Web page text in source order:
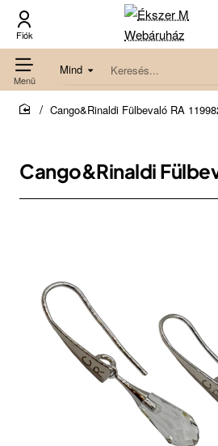
Mind
Keresés...
Cango&Rinaldi Fülbevaló RA
Cango&Rinaldi